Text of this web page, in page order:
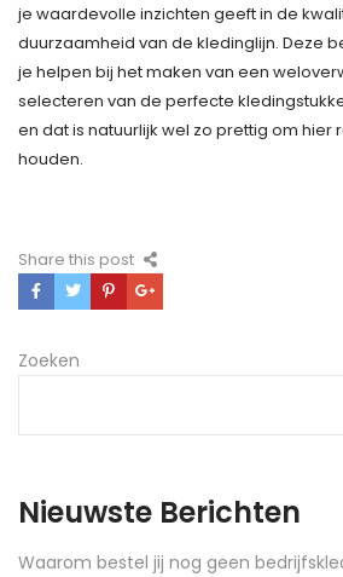
je waardevolle inzichten geeft in de
duurzaamheid van de kledinglijn. Deze
je helpen bij het maken van een
selecteren van de perfecte
en dat is natuurlijk wel zo prettig om hier
houden.
Share this post
Zoeken
Nieuwste Berichten
Waarom bestel jij nog geen